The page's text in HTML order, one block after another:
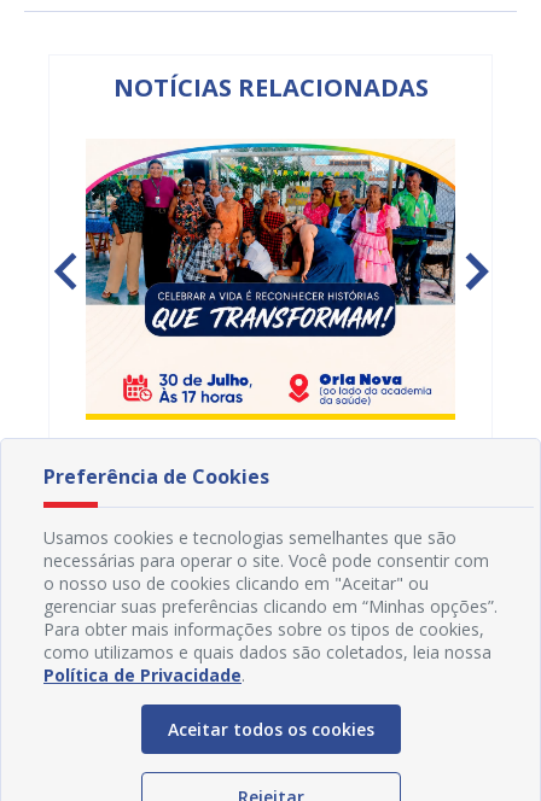
NOTÍCIAS RELACIONADAS
lança Programa Protagonismo 60+ para
29/07/2026 8H34 27/
Preferência de Cookies
Usamos cookies e tecnologias semelhantes que são
necessárias para operar o site. Você pode consentir com
o nosso uso de cookies clicando em "Aceitar" ou
gerenciar suas preferências clicando em “Minhas opções”.
Para obter mais informações sobre os tipos de cookies,
como utilizamos e quais dados são coletados, leia nossa
Política de Privacidade.
Aceitar todos os cookies